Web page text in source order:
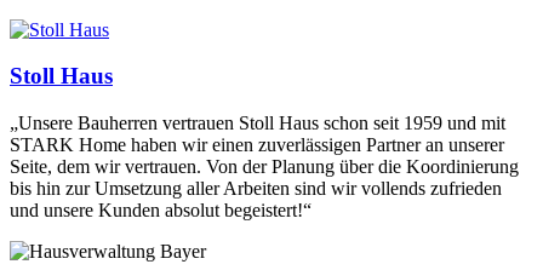
Stoll Haus
„Unsere Bauherren vertrauen Stoll Haus schon seit 1959 und mit
STARK Home haben wir einen zuverlässigen Partner an unserer
Seite, dem wir vertrauen. Von der Planung über die Koordinierung
bis hin zur Umsetzung aller Arbeiten sind wir vollends zufrieden
und unsere Kunden absolut begeistert!“